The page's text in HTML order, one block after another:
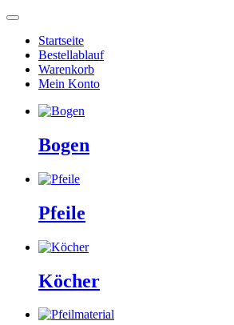
Startseite
Bestellablauf
Warenkorb
Mein Konto
Bogen
Pfeile
Köcher